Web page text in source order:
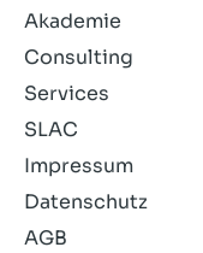
Akademie
Consulting
Services
SLAC
Impressum
Datenschutz
AGB